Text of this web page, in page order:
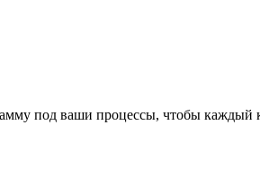
под ваши процессы, чтобы каждый